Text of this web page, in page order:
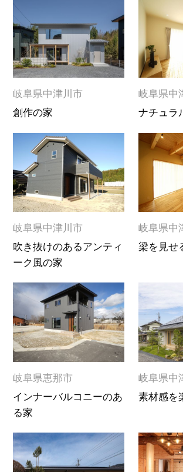
岐阜県中津川市
創作の家
岐阜県中
ナチュラ
岐阜県中津川市
吹き抜けのあるアンティ
ーク風の家
岐阜県中
梁を見せ
岐阜県恵那市
インナーバルコニーのあ
る家
岐阜県中
素材感を